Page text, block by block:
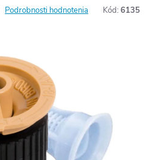
Podrobnosti hodnotenia Kód: 6135